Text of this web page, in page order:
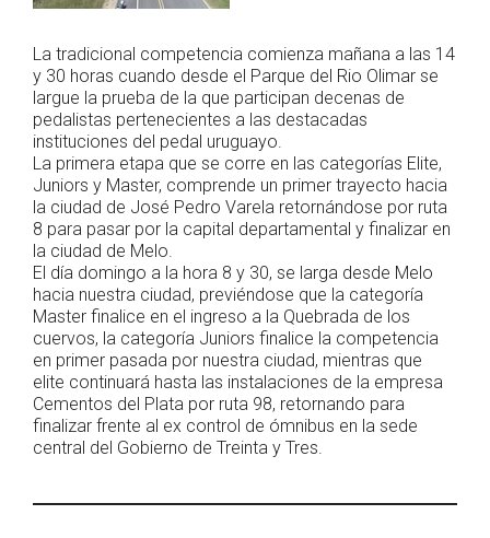
La tradicional competencia comienza mañana a las 14
y 30 horas cuando desde el Parque del Rio Olimar se
largue la prueba de la que participan decenas de
pedalistas pertenecientes a las destacadas
instituciones del pedal uruguayo.
La primera etapa que se corre en las categorías Elite,
Juniors y Master, comprende un primer trayecto hacia
la ciudad de José Pedro Varela retornándose por ruta
8 para pasar por la capital departamental y finalizar en
la ciudad de Melo.
El día domingo a la hora 8 y 30, se larga desde Melo
hacia nuestra ciudad, previéndose que la categoría
Master finalice en el ingreso a la Quebrada de los
cuervos, la categoría Juniors finalice la competencia
en primer pasada por nuestra ciudad, mientras que
elite continuará hasta las instalaciones de la empresa
Cementos del Plata por ruta 98, retornando para
finalizar frente al ex control de ómnibus en la sede
central del Gobierno de Treinta y Tres.